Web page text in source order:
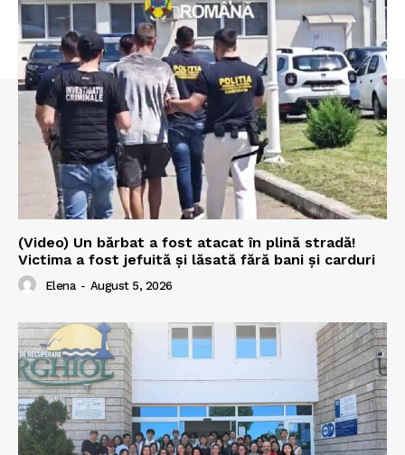
(Video) Un bărbat a fost atacat în plină stradă!
Victima a fost jefuită și lăsată fără bani și carduri
Elena - August 5, 2026